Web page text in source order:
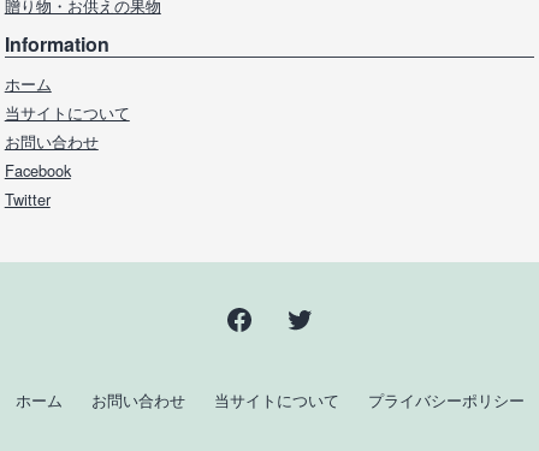
贈り物・お供えの果物
Information
ホーム
当サイトについて
お問い合わせ
Facebook
Twitter
Facebook
ホーム お問い合わせ 当サイトについて プライバシーポリシー